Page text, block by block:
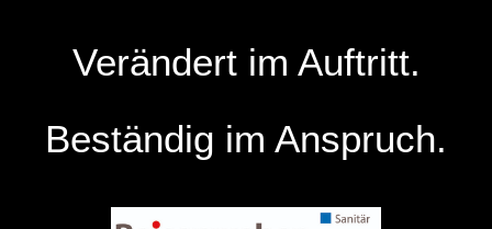
Verändert im Auftritt.
Beständig im Anspruch.